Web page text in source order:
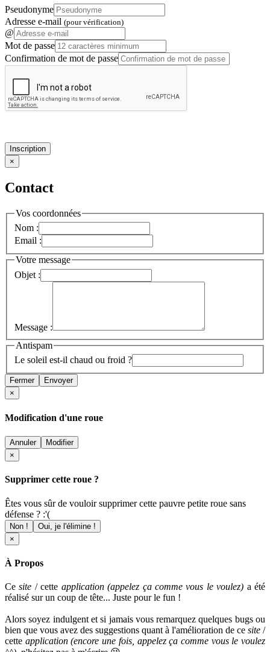
Pseudonyme
Adresse e-mail (pour vérification)
@
Mot de passe
Confirmation de mot de passe
Inscription
×
Contact
Vos coordonnées
Nom :
Email :
Votre message
Objet :
Message :
Antispam
Le soleil est-il chaud ou froid ?
Fermer
Envoyer
×
Modification d'une roue
Annuler
Modifier
×
Supprimer cette roue ?
Êtes vous sûr de vouloir supprimer cette pauvre petite roue sans
défense ? :'(
Non !
Oui, je l'élimine !
×
À Propos
Cesite / cette application (appelez ça comme vous le voulez) a été
réalisé sur un coup de tête... Juste pour le fun !
Alors soyez indulgent et si jamais vous remarquez quelques bugs ou
bien que vous avez des suggestions quant à l'amélioration de ce site /
cette application (encore une fois, appelez ça comme vous le voulez